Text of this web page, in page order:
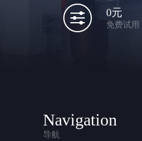
0元
免费试用
Navigation
导航